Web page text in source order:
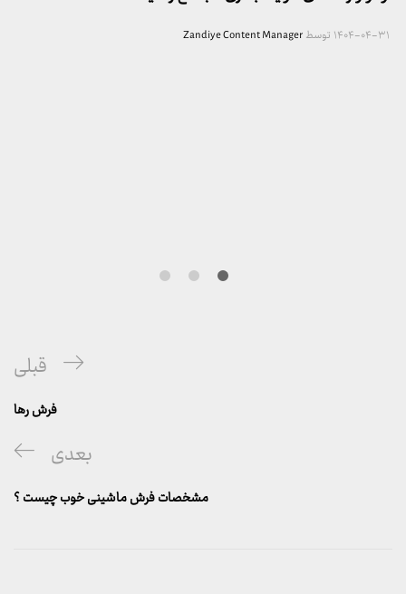
۱۴۰۴-۰۴-۳۱ توسطZandiye Content Manager
پست
قبلی
قبلی
فرش رها
پست
بعدی
بعدی
مشخصات فرش ماشینی خوب چیست ؟